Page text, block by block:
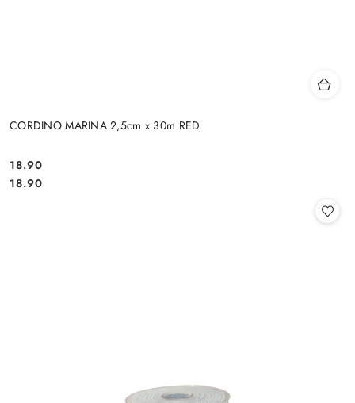
CORDINO MARINA 2,5cm x 30m RED
Cena:
18.90
Cena:
18.90